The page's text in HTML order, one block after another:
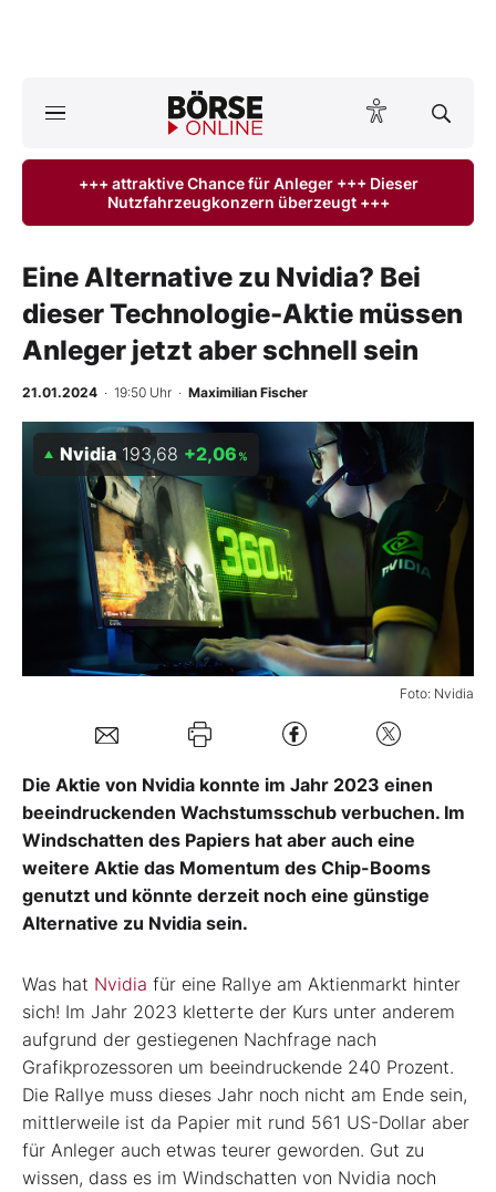
Anlageprodukte
Finanz-Check
Abo & Shop
BO-Musterdepots
Experten
Mein B:O
Mein Konto
Folgen Sie uns
+++ attraktive Chance für Anleger +++ Dieser
Nutzfahrzeugkonzern überzeugt +++
Eine Alternative zu Nvidia? Bei
dieser Technologie-Aktie müssen
Anleger jetzt aber schnell sein
21.01.2024 · 19:50 Uhr · Maximilian Fischer
Foto: Nvidia
Nvidia 193,68 +2,06 %
Die Aktie von Nvidia konnte im Jahr 2023 einen
beeindruckenden Wachstumsschub verbuchen. Im
Windschatten des Papiers hat aber auch eine
weitere Aktie das Momentum des Chip-Booms
genutzt und könnte derzeit noch eine günstige
Alternative zu Nvidia sein.
Was hat Nvidia für eine Rallye am Aktienmarkt hinter
sich! Im Jahr 2023 kletterte der Kurs unter anderem
aufgrund der gestiegenen Nachfrage nach
Grafikprozessoren um beeindruckende 240 Prozent.
Die Rallye muss dieses Jahr noch nicht am Ende sein,
mittlerweile ist da Papier mit rund 561 US-Dollar aber
für Anleger auch etwas teurer geworden. Gut zu
wissen, dass es im Windschatten von Nvidia noch